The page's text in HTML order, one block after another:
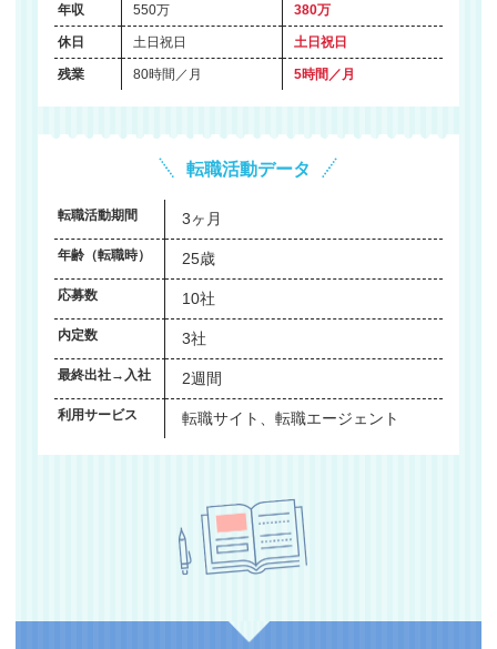
年収 550万 380万
休日 土日祝日 土日祝日
残業 80時間／月 5時間／月
転職活動データ
転職活動期間 3ヶ月
年齢（転職時） 25歳
応募数 10社
内定数 3社
最終出社→入社 2週間
利用サービス 転職サイト、転職エージェント